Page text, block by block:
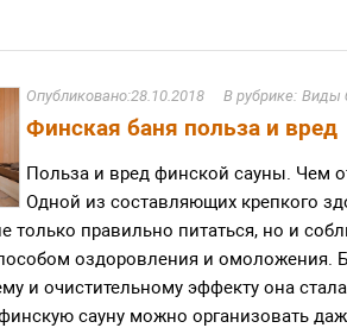
28.10.2018 Виды
Финская баня польза и вред
Польза и вред финской сауны. Чем
Одной из составляющих крепкого
только правильно питаться, но и
оздоровления и омоложения.
и очистительному эффекту она
сауну можно организовать